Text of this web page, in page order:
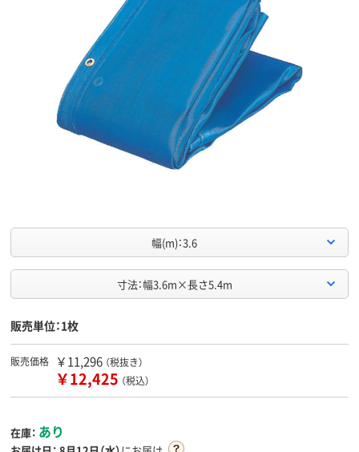
幅(m)：3.6
寸法：幅3.6m×長さ5.4m
販売単位：1枚
販売価格 ￥11,296 （税抜き）
￥12,425 （税込）
在庫： あり